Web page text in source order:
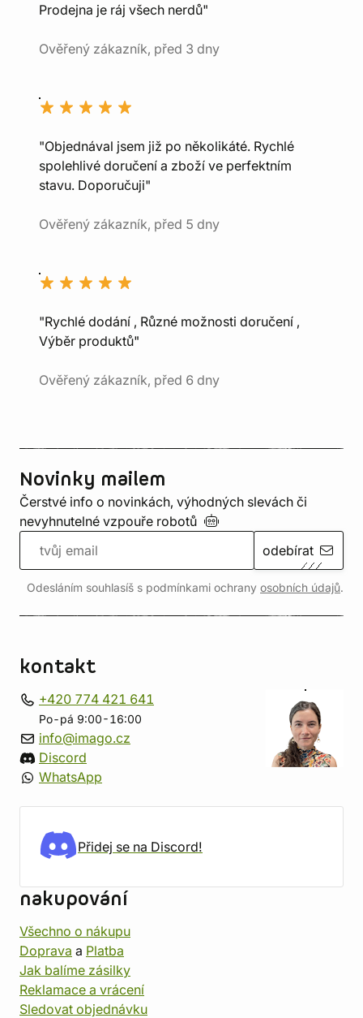
Prodejna je ráj všech nerdů"
Ověřený zákazník, před 3 dny
"Objednával jsem již po několikáté. Rychlé
spolehlivé doručení a zboží ve perfektním
stavu. Doporučuji"
Ověřený zákazník, před 5 dny
"Rychlé dodání , Různé možnosti doručení ,
Výběr produktů"
Ověřený zákazník, před 6 dny
Novinky mailem
Čerstvé info o novinkách, výhodných slevách či
nevyhnutelné vzpouře robotů
odebírat
Odesláním souhlasíš s podmínkami ochrany osobních údajů.
kontakt
+420 774 421 641
Po-pá 9:00-16:00
info@imago.cz
Discord
WhatsApp
Přidej se na Discord!
nakupování
Všechno o nákupu
Doprava a Platba
Jak balíme zásilky
Reklamace a vrácení
Sledovat objednávku